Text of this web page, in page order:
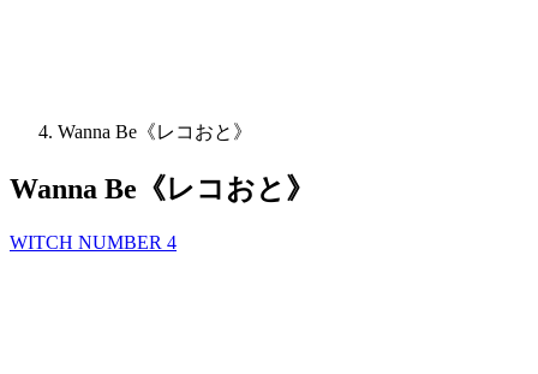
Wanna Be《レコおと》
Wanna Be《レコおと》
WITCH NUMBER 4